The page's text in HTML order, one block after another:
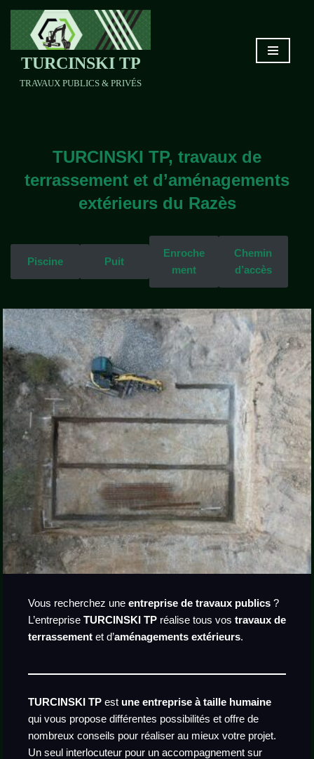
Aller
contenu
TURCINSKI TP
TRAVAUX PUBLICS & PRIVÉS
TURCINSKI TP, travaux de
terrassement et d’aménagements
extérieurs du Razès
Piscine Puit
Enroche
ment
Chemin
d’accès
Vous recherchez une entreprise de travaux publics?
L’entrepriseTURCINSKI TPréalise tous vos travaux de
terrassementet d’aménagements extérieurs.
TURCINSKI TPestune entreprise à taille humaine
qui vous propose différentes possibilités et offre de
nombreux conseils pour réaliser au mieux votre projet.
Un seul interlocuteur pour un accompagnement sur